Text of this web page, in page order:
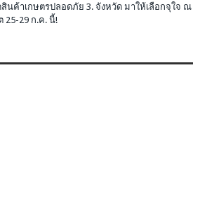
สินค้าเกษตรปลอดภัย 3. จังหวัด มาให้เลือกจุใจ ณ
25-29 ก.ค. นี้!